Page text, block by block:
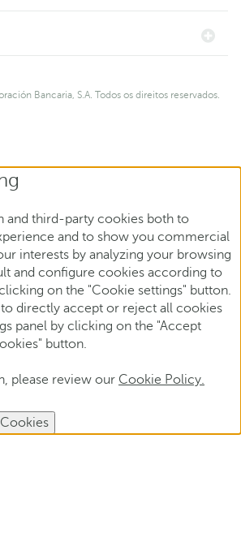
Bancaria, S.A. Todos os direitos reservados.
and third-party cookies both to
and to show you commercial
interests by analyzing your browsing
and configure cookies according to
on the "Cookie settings" button.
to directly accept or reject all cookies
panel by clicking on the "Accept
button.
please review our Cookie Policy.